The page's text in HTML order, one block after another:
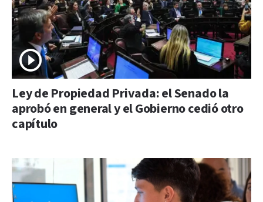
Ley de Propiedad Privada: el Senado la
aprobó en general y el Gobierno cedió otro
capítulo